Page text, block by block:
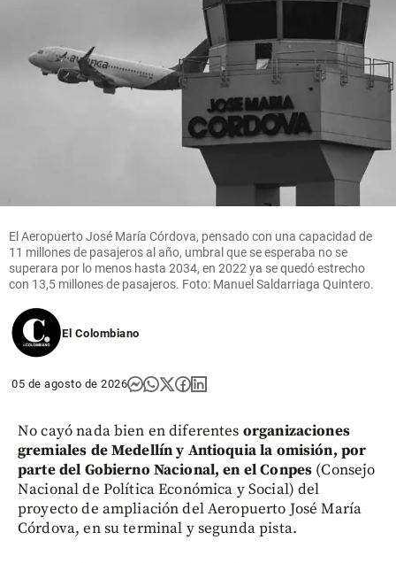
El Aeropuerto José María Córdova, pensado con una capacidad de
11 millones de pasajeros al año, umbral que se esperaba no se
superara por lo menos hasta 2034, en 2022 ya se quedó estrecho
con 13,5 millones de pasajeros. Foto: Manuel Saldarriaga Quintero.
El Colombiano
05 de agosto de 2026
No cayó nada bien en diferentes organizaciones
gremiales de Medellín y Antioquia la omisión, por
parte del Gobierno Nacional, en el Conpes (Consejo
Nacional de Política Económica y Social) del
proyecto de ampliación del Aeropuerto José María
Córdova, en su terminal y segunda pista.